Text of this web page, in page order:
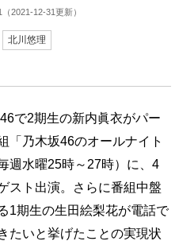
（2021-12-31更新）
北川悠理
で2期生の新内眞衣がパー
「乃木坂46のオールナイト
週水曜25時～27時）に、4
スト出演。さらに番組中盤
1期生の生田絵梨花が電話で
たいと挙げたことの実現状